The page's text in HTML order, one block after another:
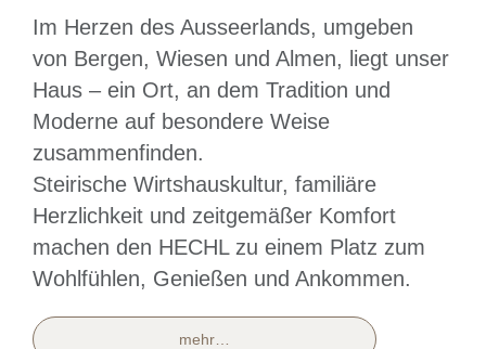
Im Herzen des Ausseerlands, umgeben
von Bergen, Wiesen und Almen, liegt unser
Haus – ein Ort, an dem Tradition und
Moderne auf besondere Weise
zusammenfinden.
Steirische Wirtshauskultur, familiäre
Herzlichkeit und zeitgemäßer Komfort
machen den HECHL zu einem Platz zum
Wohlfühlen, Genießen und Ankommen.
mehr…